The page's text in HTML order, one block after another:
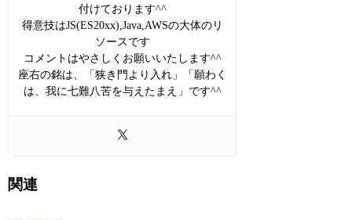
付けております^^
得意技はJS(ES20xx),Java,AWSの大体のリ
ソースです
コメントはやさしくお願いいたします^^
座右の銘は、「狭き門より入れ」「願わく
は、我に七難八苦を与えたまえ」です^^
関連